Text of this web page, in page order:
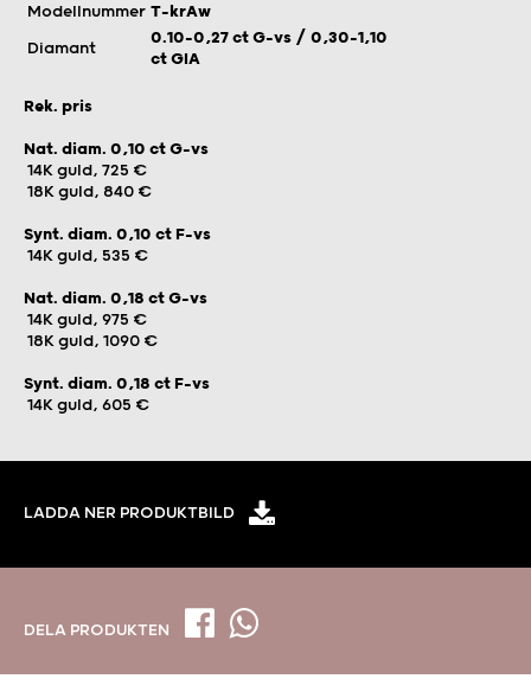
Modellnummer T-krAw
Diamant
0.10–0,27 ct G-vs / 0,30–1,10
ct GIA
Rek. pris
Nat. diam. 0,10 ct G-vs
14K guld, 725 €
18K guld, 840 €
Synt. diam. 0,10 ct F-vs
14K guld, 535 €
Nat. diam. 0,18 ct G-vs
14K guld, 975 €
18K guld, 1090 €
Synt. diam. 0,18 ct F-vs
14K guld, 605 €
LADDA NER PRODUKTBILD
DELA PRODUKTEN